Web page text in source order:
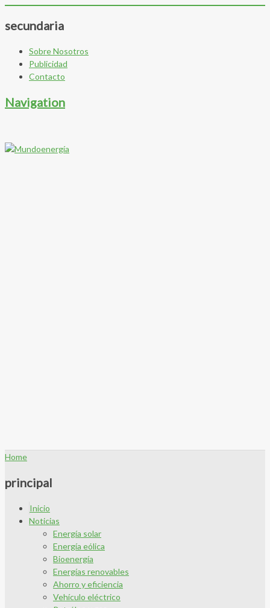
secundaria
Sobre Nosotros
Publicidad
Contacto
Navigation
Home
principal
Inicio
Noticias
Energía solar
Energía eólica
Bioenergía
Energías renovables
Ahorro y eficiencia
Vehículo eléctrico